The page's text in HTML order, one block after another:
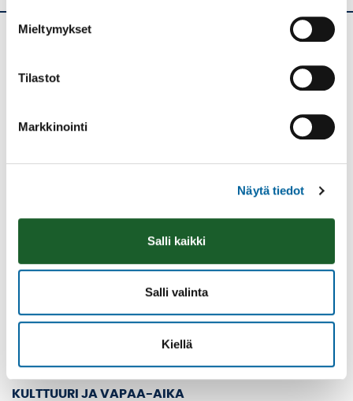
Mieltymykset
Tilastot
Markkinointi
Näytä tiedot
Salli kaikki
Salli valinta
Kiellä
39501 IKAALINEN
Vaihde: (03) 45 011
Pääsivut
ETUSIVU
ASUMINEN JA YMPÄRISTÖ
KASVATUS JA KOULUTUS
SOSIAALI- JA TERVEYSPALVELUT
TYÖ JA YRITTÄMINEN
KULTTUURI JA VAPAA-AIKA